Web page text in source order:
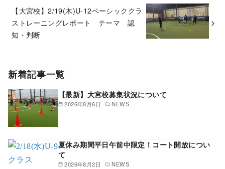
【大宮校】2/19(木)U-12ベーシッククラ
ストレーニングレポート テーマ 認
知・判断
新着記事一覧
2026年8月6日 NEWS
【最新】大宮校募集状況について
2026年8月2日 NEWS
夏休み期間平日午前中限定！コート開放につい
て